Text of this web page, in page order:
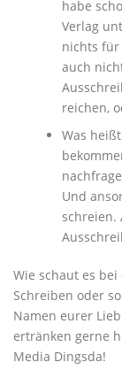
habe
Verlag
nichts für
auch
reichen,
Was
Und
schreien.
Wie schaut es
Schreiben oder
Namen eurer
ertränken gerne
Media Dingsda!